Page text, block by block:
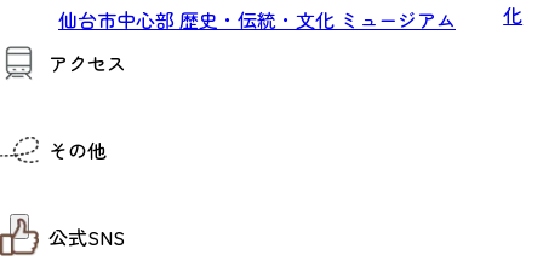
観光案内
お役立ち情報
アクセス
市内の交通情報
その他
お問い合わせ
公式SNS
仙台市中心部 歴史・伝統・文化 ミュージアム
化